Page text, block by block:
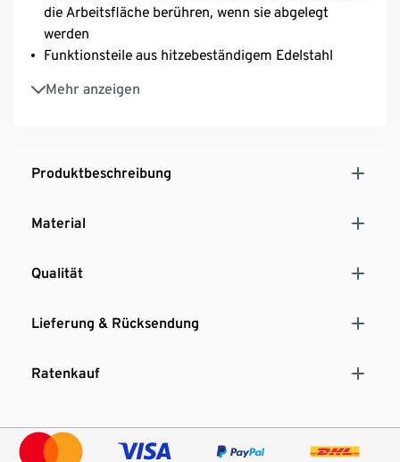
die Arbeitsfläche berühren, wenn sie abgelegt
werden
Funktionsteile aus hitzebeständigem Edelstahl
Mehr anzeigen
Ergonomische Silikongriffe, hitzebeständig bis zu
Produktbeschreibung
Material
Qualität
Lieferung & Rücksendung
Ratenkauf